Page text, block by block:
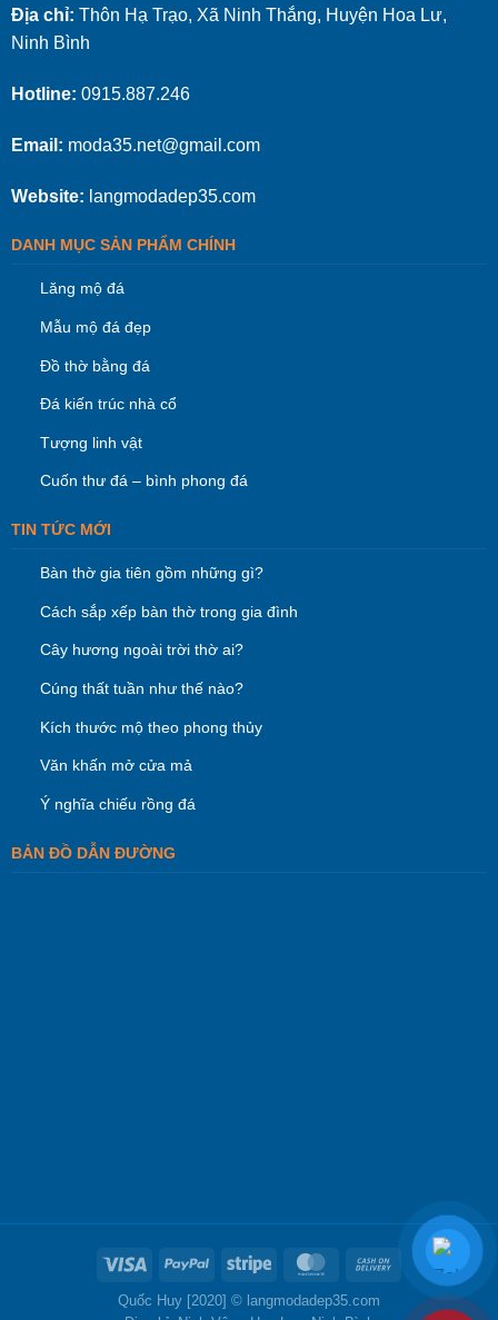
Địa chỉ: Thôn Hạ Trạo, Xã Ninh Thắng, Huyện Hoa Lư,
Ninh Bình
Hotline: 0915.887.246
Email: moda35.net@gmail.com
Website: langmodadep35.com
DANH MỤC SẢN PHẨM CHÍNH
Lăng mộ đá
Mẫu mộ đá đẹp
Đồ thờ bằng đá
Đá kiến trúc nhà cổ
Tượng linh vật
Cuốn thư đá – bình phong đá
TIN TỨC MỚI
Bàn thờ gia tiên gồm những gì?
Cách sắp xếp bàn thờ trong gia đình
Cây hương ngoài trời thờ ai?
Cúng thất tuần như thế nào?
Kích thước mộ theo phong thủy
Văn khấn mở cửa mả
Ý nghĩa chiếu rồng đá
BẢN ĐỒ DẪN ĐƯỜNG
Quốc Huy [2020] © langmodadep35.com